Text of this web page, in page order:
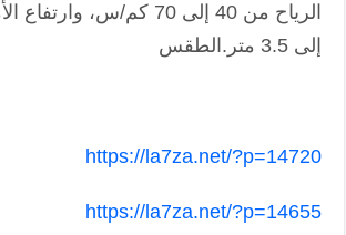
إلى 3.5 متر.الطقس
https://la7za.net/?p=14720
https://la7za.net/?p=14655